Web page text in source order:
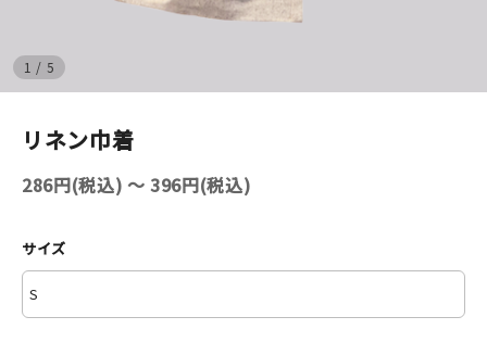
シルクスクリーン
雑貨
本
1 / 5
リネン巾着
286円(税込) 〜 396円(税込)
サイズ